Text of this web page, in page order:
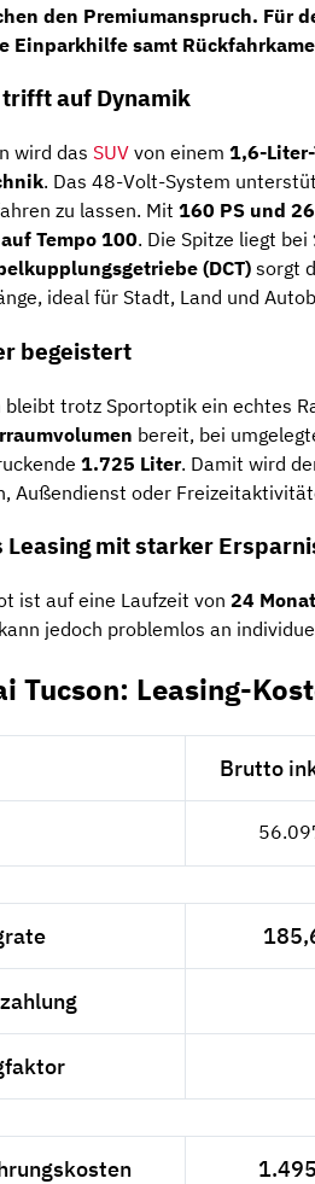
den Premiumanspruch. Für
Einparkhilfe samt
auf Dynamik
wird das SUV von einem 1,6-
. Das 48-Volt-System
zu lassen. Mit 160 PS und
Tempo 100. Die Spitze liegt bei
(DCT)sorgt
ideal für Stadt, Land und
begeistert
bleibt trotz Sportoptik ein echtes
bereit, bei
1.725 Liter. Damit wird
Außendienst oder
Leasing mit starker
ist auf eine Laufzeit von 24
jedoch problemlos an
Tucson: Leasing-
Brutto